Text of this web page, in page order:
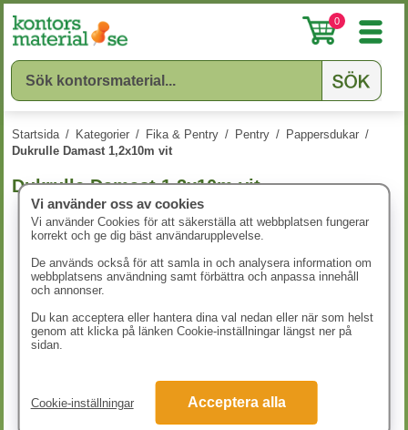
0
Startsida / Kategorier / Fika & Pentry / Pentry / Pappersdukar /
Dukrulle Damast 1,2x10m vit
Dukrulle Damast 1,2x10m vit
Vi använder oss av cookies
Vi använder Cookies för att säkerställa att webbplatsen fungerar
korrekt och ge dig bäst användarupplevelse.
De används också för att samla in och analysera information om
webbplatsens användning samt förbättra och anpassa innehåll
och annonser.
Du kan acceptera eller hantera dina val nedan eller när som helst
genom att klicka på länken Cookie-inställningar längst ner på
sidan.
Cookie-inställningar Acceptera alla